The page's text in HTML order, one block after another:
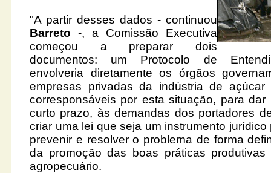
"A partir desses dados - continuou
Barreto -, a Comissão Executiva
começou a preparar dois
documentos: um Protocolo de
envolveria diretamente os órgãos
empresas privadas da indústria de açúcar
corresponsáveis por esta situação, para dar
curto prazo, às demandas dos portadores
criar uma lei que seja um instrumento jurídico
prevenir e resolver o problema de forma
da promoção das boas práticas
agropecuário.